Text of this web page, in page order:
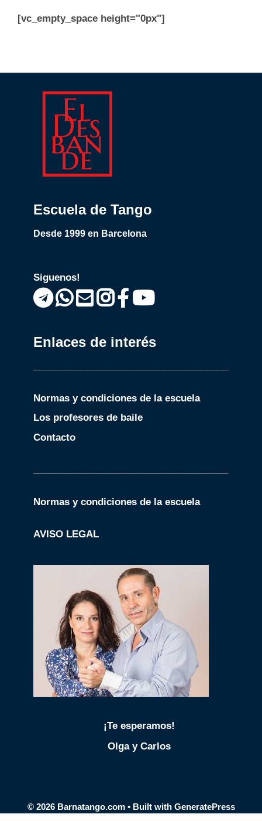
[vc_empty_space height="0px"]
Escuela de Tango
Desde 1999 en Barcelona
Siguenos!
Enlaces de interés
Normas y condiciones de la escuela
Los profesores de baile
Contacto
Normas y condiciones de la escuela
AVISO LEGAL
¡Te esperamos!
Olga y Carlos
© 2026 Barnatango.com• Built with GeneratePress